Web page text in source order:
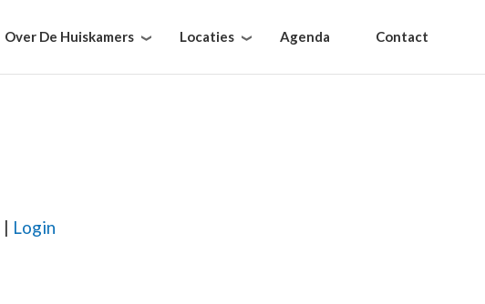
Over De Huiskamers Locaties Agenda Contact
| Login